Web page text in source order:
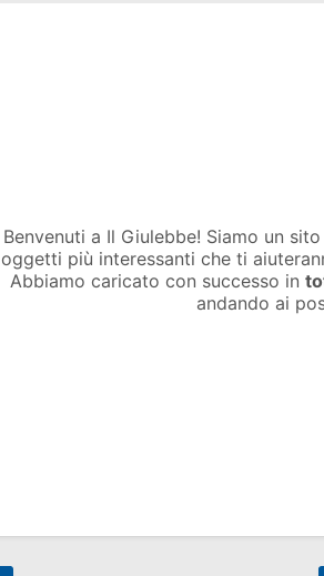
Benvenuti a Il Giulebbe! Siamo un
oggetti più interessanti che ti
Abbiamo caricato con successo in
andando ai